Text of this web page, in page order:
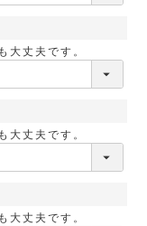
大丈夫です。
大丈夫です。
大丈夫です。